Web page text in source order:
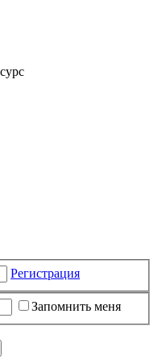
Регистрация
Запомнить меня